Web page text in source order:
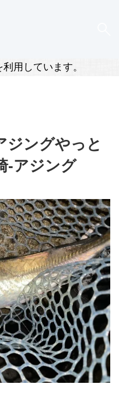
用しています。
ジングやっと
-アジング